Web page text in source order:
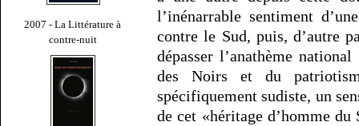
2007 - La Littérature à
contre-nuit
l’inénarrable sentiment
contre le Sud, puis, d’autre
dépasser l’anathème
des Noirs et du
spécifiquement sudiste, un
de cet «héritage d’homme